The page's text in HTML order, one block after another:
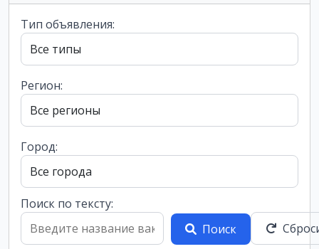
Тип объявления:
Регион:
Город:
Поиск по тексту:
Поиск